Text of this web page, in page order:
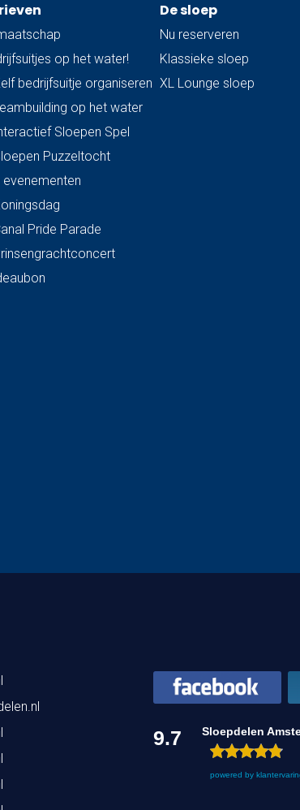
op het water!
bedrijfsuitje organiseren
op het water
Sloepen Spel
Puzzeltocht
evenementen
Pride Parade
De sloep
Nu reserveren
Klassieke sloep
XL Lounge sloep
9.7 Sloepdelen
powered by